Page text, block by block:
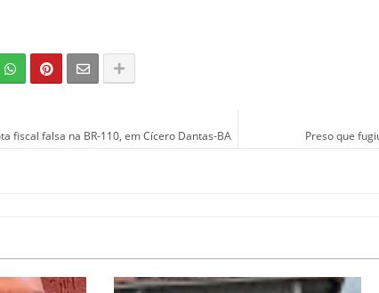
Preso que
fiscal falsa na BR-110, em Cícero Dantas-BA